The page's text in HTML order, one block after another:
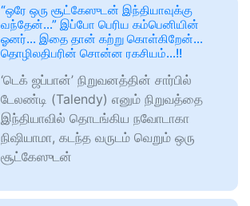
“ஒரே ஒரு சூட்கேஸுடன் இந்தியாவுக்கு
வந்தேன்…” இப்போ பெரிய கம்பெனியின்
ஓனர்… இதை தான் கற்று கொள்கிறேன்…
தொழிலதிபரின் சொன்ன ரகசியம்…!!
‘டெக் ஜப்பான்’ நிறுவனத்தின் சார்பில்
டேலண்டி (Talendy) எனும் நிறுவத்தை
இந்தியாவில் தொடங்கிய நவோடாகா
நிஷியாமா, கடந்த வருடம் வெறும் ஒரு
சூட்கேஸுடன்